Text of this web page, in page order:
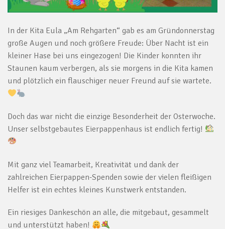
In der Kita Eula „Am Rehgarten“ gab es am Gründonnerstag
große Augen und noch größere Freude: Über Nacht ist ein
kleiner Hase bei uns eingezogen! Die Kinder konnten ihr
Staunen kaum verbergen, als sie morgens in die Kita kamen
und plötzlich ein flauschiger neuer Freund auf sie wartete.
Doch das war nicht die einzige Besonderheit der Osterwoche.
Unser selbstgebautes Eierpappenhaus ist endlich fertig!
Mit ganz viel Teamarbeit, Kreativität und dank der
zahlreichen Eierpappen-Spenden sowie der vielen fleißigen
Helfer ist ein echtes kleines Kunstwerk entstanden.
Ein riesiges Dankeschön an alle, die mitgebaut, gesammelt
und unterstützt haben!